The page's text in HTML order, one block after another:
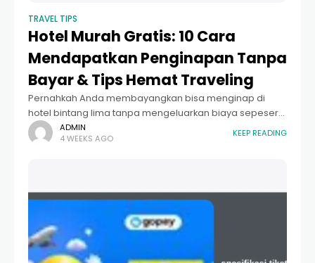
TRAVEL TIPS
Hotel Murah Gratis: 10 Cara
Mendapatkan Penginapan Tanpa
Bayar & Tips Hemat Traveling
Pernahkah Anda membayangkan bisa menginap di
hotel bintang lima tanpa mengeluarkan biaya sepeser
pun? Istilah hotel murah gratis mungkin terdengar
seperti mimpi di siang bolong bagi sebagian orang,
ADMIN
4 WEEKS AGO
KEEP READING